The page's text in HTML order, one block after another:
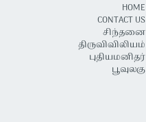
HOME
CONTACT US
சிந்தனை
திருவிவிலியம்
புதியமனிதர்
பூவுலகு